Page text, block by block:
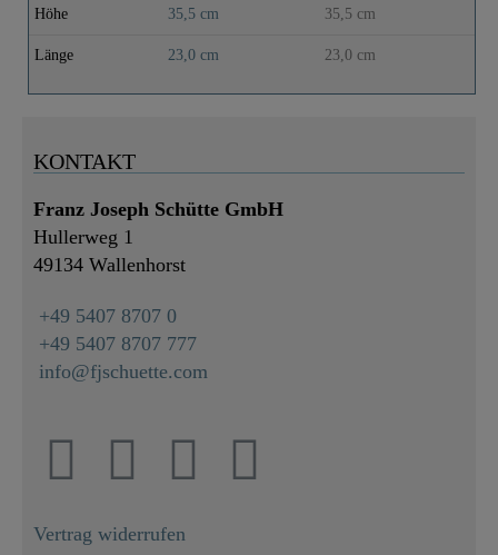
Höhe 35,5 cm 35,5 cm
Länge 23,0 cm 23,0 cm
KONTAKT
Franz Joseph Schütte GmbH
Hullerweg 1
49134 Wallenhorst
+49 5407 8707 0
+49 5407 8707 777
info@fjschuette.com
Vertrag widerrufen